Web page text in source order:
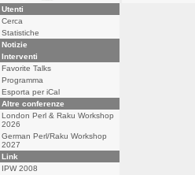
Utenti
Cerca
Statistiche
Notizie
Interventi
Favorite Talks
Programma
Esporta per iCal
Altre conferenze
London Perl & Raku Workshop
2026
German Perl/Raku Workshop
2027
Link
IPW 2008